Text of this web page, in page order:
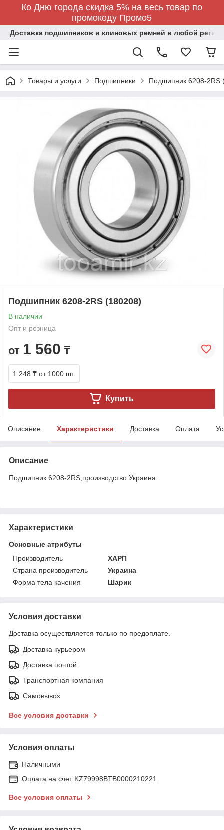
Ко Дню города скидка 5% на весь товар по
промокоду Промо5
Доставка подшипников и клиновых ремней в любой регион
Товары и услуги Подшипники Подшипник 6208-2RS
Подшипник 6208-2RS (180208)
В наличии
Опт и розница
от 1 560 ₸
1 248 ₸ от 1000 шт.
Купить
Описание Характеристики Доставка Оплата
Описание
Подшипник 6208-2RS,производство Украина.
Характеристики
Основные атрибуты
Производитель
ХАРП
Страна производитель
Украина
Форма тела качения
Шарик
Условия доставки
Доставка осуществляется только по предоплате.
Доставка курьером
Доставка почтой
Транспортная компания
Самовывоз
Все условия доставки
Условия оплаты
Наличными
Оплата на счет KZ79998BTB0000210221
Все условия оплаты